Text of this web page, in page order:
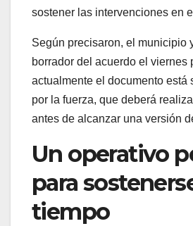
sostener las intervenciones en
Según precisaron, el municipio
borrador del acuerdo el viernes
actualmente el documento está
por la fuerza, que deberá
antes de alcanzar una versión
Un operativo
para
tiempo